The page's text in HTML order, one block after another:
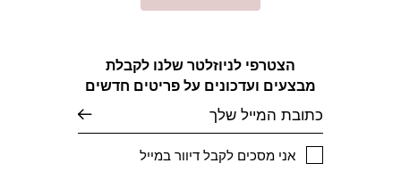
הצטרפי לניוזלטר שלנו לקבלת
מבצעים ועדכונים על פריטים חדשים
אני מסכים לקבל דיוור במייל